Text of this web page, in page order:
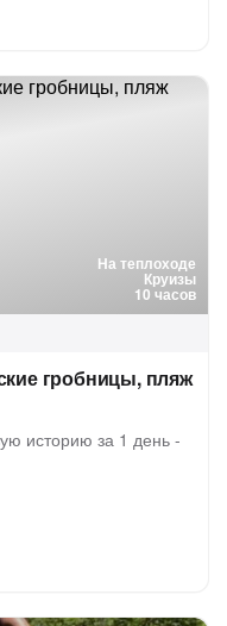
На теплоходе
Круизы
10 часов
гробницы, пляж
историю за 1 день -